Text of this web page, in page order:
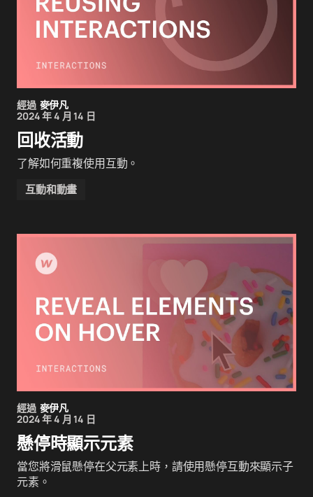
經過 麥伊凡
2024 年 4 月 14 日
回收活動
了解如何重複使用互動。
互動和動畫
經過 麥伊凡
2024 年 4 月 14 日
懸停時顯示元素
當您將滑鼠懸停在父元素上時，請使用懸停互動來顯示子
元素。